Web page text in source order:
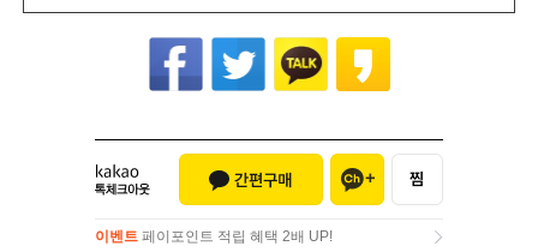
이벤트 페이포인트 적립 혜택 2배 UP!